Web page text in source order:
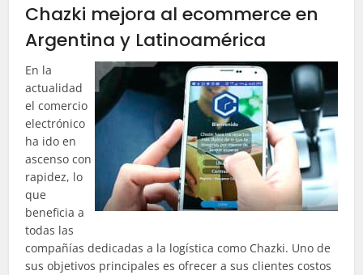
Chazki mejora al ecommerce en
Argentina y Latinoamérica
En la
actualidad
el comercio
electrónico
ha ido en
ascenso con
rapidez, lo
que
beneficia a
todas las
compañías dedicadas a la logística como Chazki. Uno de
sus objetivos principales es ofrecer a sus clientes costos